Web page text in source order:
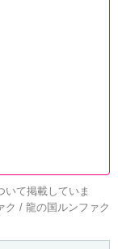
いて掲載していま
ク / 龍の国ルンファク